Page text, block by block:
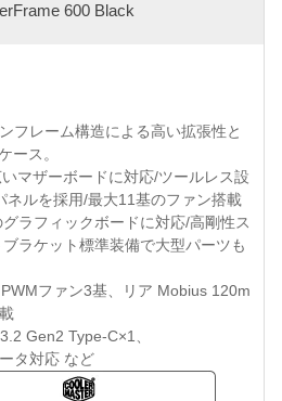
600 Black
フレーム構造による高い拡張性と
ース。
マザーボードに対応/ツールレス設
ネルを採用/最大11基のファン搭載
ラフィックボードに対応/高剛性ス
ラケット標準装備で大型パーツも
ファン3基、リア Mobius 120m
Gen2 Type-C×1、
タ対応 など